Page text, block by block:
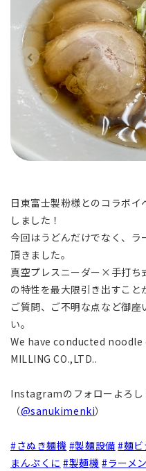
日東富士製粉様とのコラボ
しました！
今回はうどんだけでなく、ラ
頂きました。
真空プレスニーダー×手打ち
の特性を最大限引き出すこと
ご質問、ご不明な点など御
い。
We have conducted noodle
MILLING CO.,LTD..
Instagramのフォローよろし
（@sanukimenki）
#さぬき麺機 #製麺設備 #麺ビ
まんぷくに #製麺機 #ラーメ